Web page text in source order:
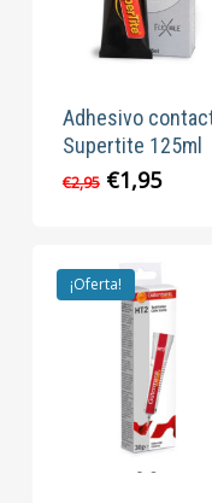
Adhesivo
Supertite 125ml
€2,95 El
€2,95.
€1,95El
€1,95.
¡Oferta!